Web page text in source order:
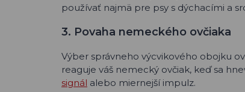
používať najmä pre psy s dýchacími a
3. Povaha nemeckého ovčiaka
Výber správneho výcvikového obojku
reaguje váš nemecký ovčiak, keď sa
signál alebo miernejší impulz.